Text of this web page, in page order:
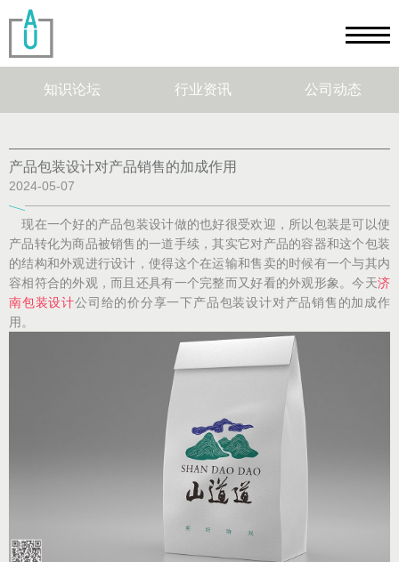
知识论坛 行业资讯 公司动态
产品包装设计对产品销售的加成作用
2024-05-07
现在一个好的产品包装设计做的也好很受欢迎，所以包装是可以使
产品转化为商品被销售的一道手续，其实它对产品的容器和这个包装
的结构和外观进行设计，使得这个在运输和售卖的时候有一个与其内
容相符合的外观，而且还具有一个完整而又好看的外观形象。今天济
南包装设计公司给的价分享一下产品包装设计对产品销售的加成作
用。